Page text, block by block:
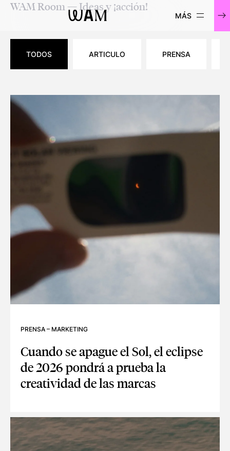
WAM
WAM Room — Ideas y ¡acción!
TODOS ARTICULO PRENSA
PRENSA – MARKETING
Cuando se apague el Sol, el eclipse
de 2026 pondrá a prueba la
creatividad de las marcas